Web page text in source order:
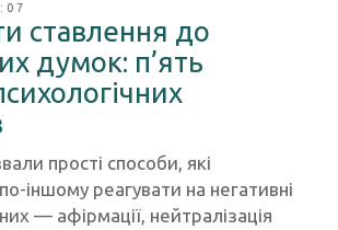
ставлення до
думок: п’ять
прості способи, які
іншому реагувати на негативні
— афірмації, нейтралізація